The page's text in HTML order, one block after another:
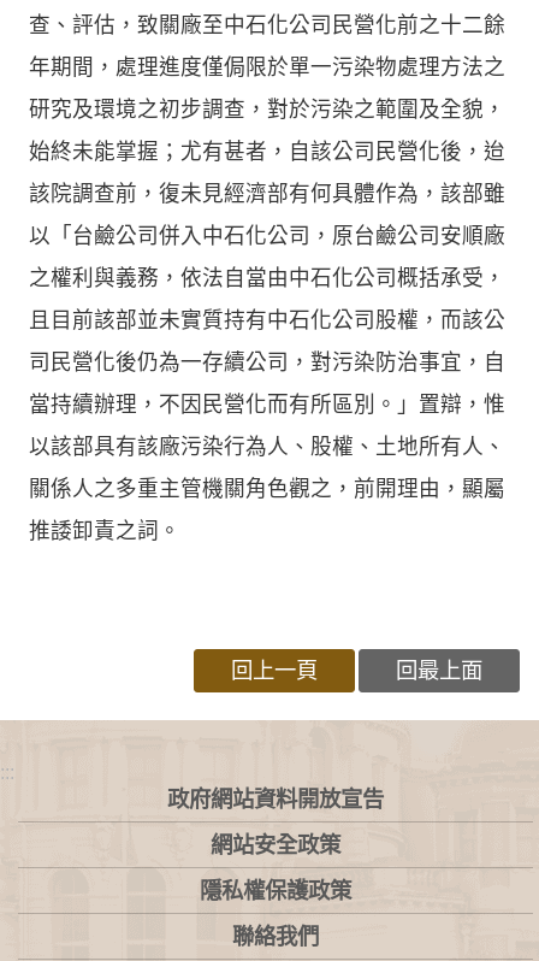
查、評估，致關廠至中石化公司民營化前之十二餘
年期間，處理進度僅侷限於單一污染物處理方法之
研究及環境之初步調查，對於污染之範圍及全貌，
始終未能掌握；尤有甚者，自該公司民營化後，迨
該院調查前，復未見經濟部有何具體作為，該部雖
以「台鹼公司併入中石化公司，原台鹼公司安順廠
之權利與義務，依法自當由中石化公司概括承受，
且目前該部並未實質持有中石化公司股權，而該公
司民營化後仍為一存續公司，對污染防治事宜，自
當持續辦理，不因民營化而有所區別。」置辯，惟
以該部具有該廠污染行為人、股權、土地所有人、
關係人之多重主管機關角色觀之，前開理由，顯屬
推諉卸責之詞。
回上一頁 回最上面
:::
政府網站資料開放宣告
網站安全政策
隱私權保護政策
聯絡我們